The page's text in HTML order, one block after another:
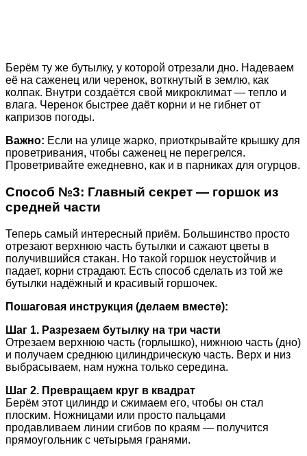
Берём ту же бутылку, у которой отрезали дно. Надеваем
её на саженец или черенок, воткнутый в землю, как
колпак. Внутри создаётся свой микроклимат — тепло и
влага. Черенок быстрее даёт корни и не гибнет от
капризов погоды.
Важно: Если на улице жарко, приоткрывайте крышку для
проветривания, чтобы саженец не перегрелся.
Проветривайте ежедневно, как и в парниках для огурцов.
Способ №3: Главный секрет — горшок из
средней части
Теперь самый интересный приём. Большинство просто
отрезают верхнюю часть бутылки и сажают цветы в
получившийся стакан. Но такой горшок неустойчив и
падает, корни страдают. Есть способ сделать из той же
бутылки надёжный и красивый горшочек.
Пошаговая инструкция (делаем вместе):
Шаг 1. Разрезаем бутылку на три части
Отрезаем верхнюю часть (горлышко), нижнюю часть (дно)
и получаем среднюю цилиндрическую часть. Верх и низ
выбрасываем, нам нужна только середина.
Шаг 2. Превращаем круг в квадрат
Берём этот цилиндр и сжимаем его, чтобы он стал
плоским. Ножницами или просто пальцами
продавливаем линии сгибов по краям — получится
прямоугольник с четырьмя гранями.